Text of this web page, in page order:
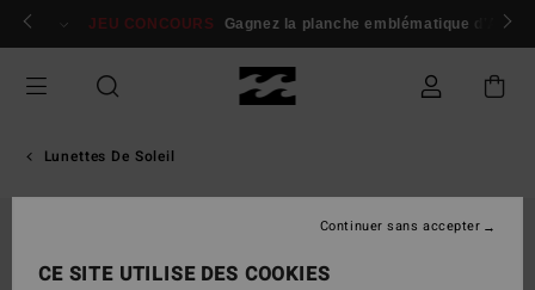
Passer
Se connecter / s'inscrire
JEU CONCOURS Gagnez la planche emblématique d'Andy
Lunettes De Soleil
CE SITE UTILISE DES COOKIES
Continuer sans accepter